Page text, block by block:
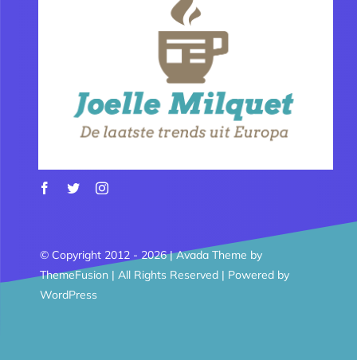
© Copyright 2012 - 2026 | Avada Theme by
ThemeFusion| All Rights Reserved | Powered by
WordPress